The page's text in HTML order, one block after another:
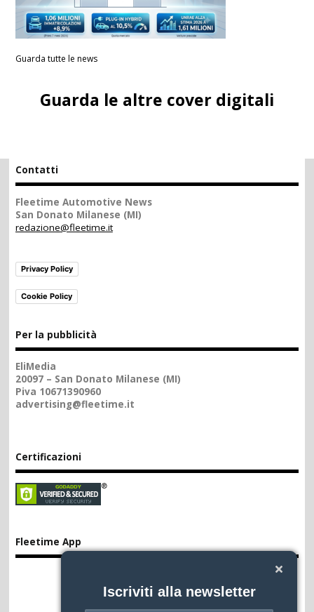
Guarda tutte le news
Iscriviti alla newsletter
Guarda le altre cover digitali
Contatti
Fleetime Automotive News
San Donato Milanese (MI)
redazione@fleetime.it
Privacy Policy
Cookie Policy
Per la pubblicità
EliMedia
20097 – San Donato Milanese (MI)
Piva 10671390960
advertising@fleetime.it
Certificazioni
Fleetime App